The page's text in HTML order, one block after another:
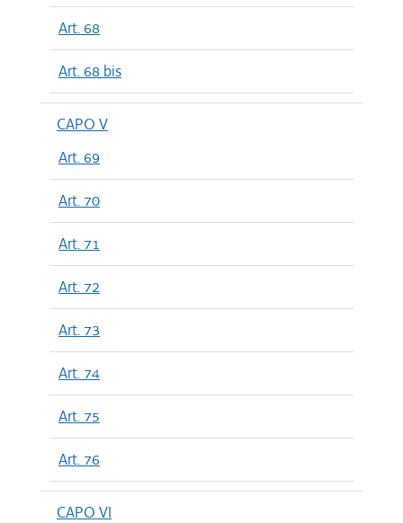
Art. 68
Art. 68 bis
CAPO V
Art. 69
Art. 70
Art. 71
Art. 72
Art. 73
Art. 74
Art. 75
Art. 76
CAPO VI